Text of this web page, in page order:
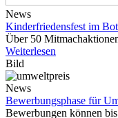
News
Kinderfriedensfest im
Über 50
Weiterlesen
Bild
News
Bewerbungsphase für
Bewerbungen können